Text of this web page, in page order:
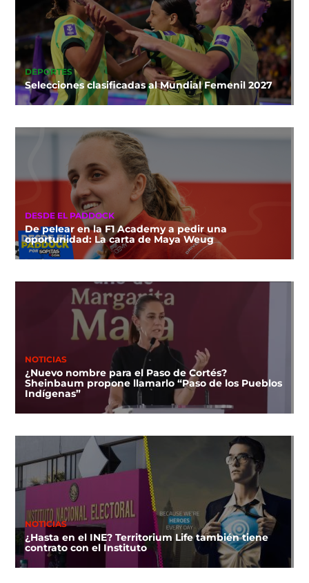
DEPORTES
Selecciones clasificadas al Mundial Femenil 2027
DESDE EL PADDOCK
De pelear en la F1 Academy a pedir una
oportunidad: La carta de Maya Weug
NOTICIAS
¿Nuevo nombre para el Paso de Cortés?
Sheinbaum propone llamarlo “Paso de los Pueblos
Indígenas”
NOTICIAS
¿Hasta en el INE? Territorium Life también tiene
contrato con el Instituto